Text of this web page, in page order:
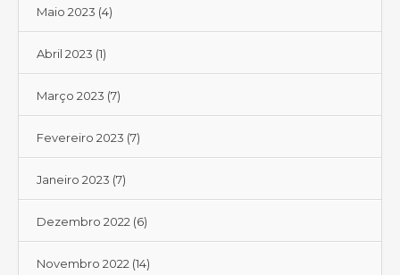
Maio 2023 (4)
Abril 2023 (1)
Março 2023 (7)
Fevereiro 2023 (7)
Janeiro 2023 (7)
Dezembro 2022 (6)
Novembro 2022 (14)